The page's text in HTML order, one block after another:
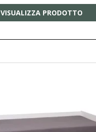
VISUALIZZA PRODOTTO